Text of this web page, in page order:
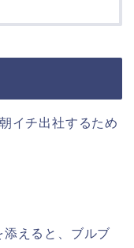
イチ出社するため
えると、ブルブ